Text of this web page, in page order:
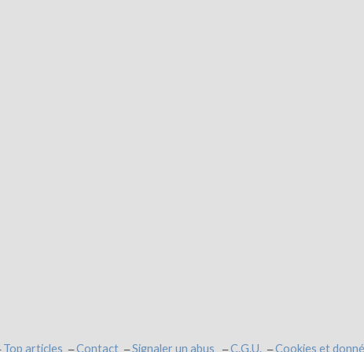
Top articles Contact Signaler un abus C.G.U. Cookies et